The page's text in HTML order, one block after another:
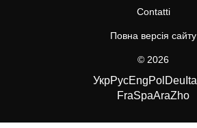
Contatti
Повна версія сайту
© 2026
УкрРусEngPol Deu Ita
FraSpaAraZho